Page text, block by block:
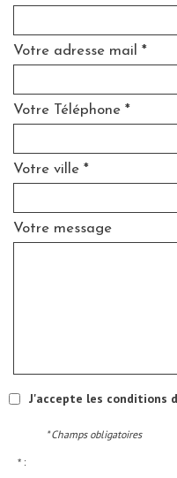
Votre adresse mail *
Votre Téléphone *
Votre ville *
Votre message
J'accepte les conditions
* Champs obligatoires
* :